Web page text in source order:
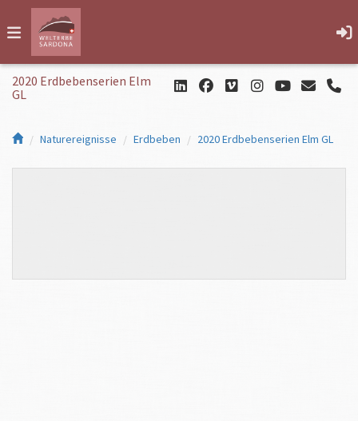
2020 Erdbebenserien Elm
GL
Naturereignisse Erdbeben 2020 Erdbebenserien Elm GL